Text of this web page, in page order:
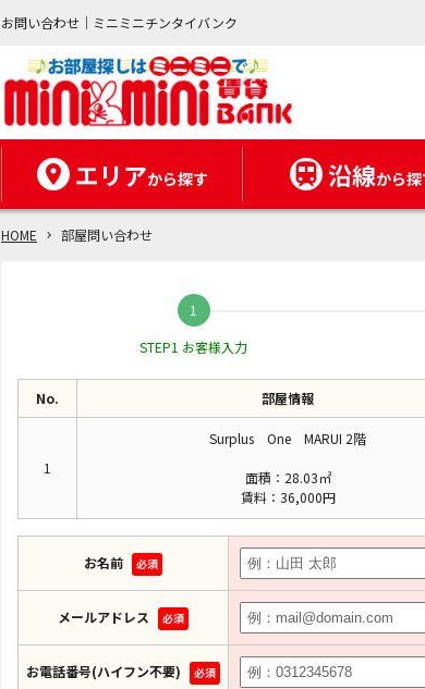
お問い合わせ｜ミニミニチンタイバンク
エリアから探す 沿線から探
HOME 部屋問い合わせ
STEP1 お客様入力
No. 部屋情報
1
Surplus One MARUI 2階
面積：28.03㎡
賃料：36,000円
お名前 必須
メールアドレス 必須
お電話番号(ハイフン不要) 必須